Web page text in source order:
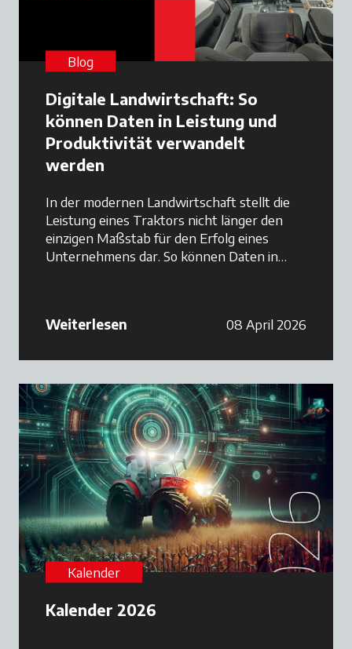
Blog
Digitale Landwirtschaft: So
können Daten in Leistung und
Produktivität verwandelt
werden
In der modernen Landwirtschaft stellt die
Leistung eines Traktors nicht länger den
einzigen Maßstab für den Erfolg eines
Unternehmens dar. So können Daten in
Weiterlesen
08 April 2026
Kalender
Kalender 2026